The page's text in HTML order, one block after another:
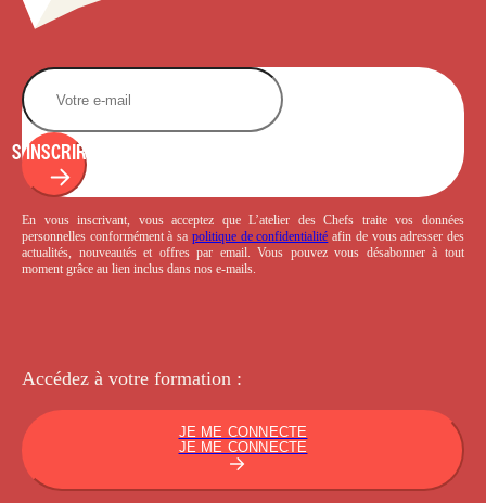
S'INSCRIRE
En vous inscrivant, vous acceptez que L’atelier des Chefs traite vos données
personnelles conformément à sa politique de confidentialité afin de vous adresser des
actualités, nouveautés et offres par email. Vous pouvez vous désabonner à tout
moment grâce au lien inclus dans nos e-mails.
Accédez à votre formation :
JE ME CONNECTE
JE ME CONNECTE